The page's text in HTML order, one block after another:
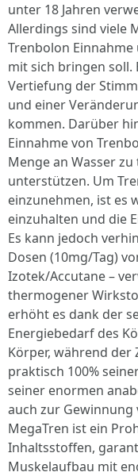
unter 18 Jahren
Allerdings sind viele
Trenbolon
mit sich bringen soll.
Vertiefung der
und einer
kommen. Darüber
Einnahme von
Menge an Wasser
unterstützen. Um
einzunehmen, ist es
einzuhalten und die
Es kann jedoch
Dosen (10mg/Tag)
Izotek/Accutane –
thermogener
erhöht es dank der
Energiebedarf des
Körper, während der
praktisch 100%
seiner enormen
auch zur Gewinnung
MegaTren ist ein
Inhaltsstoffen,
Muskelaufbau mit